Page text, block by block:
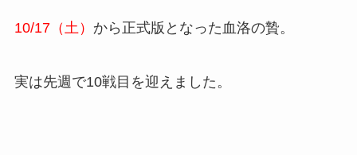
10/17（土） から正式版となった血洛の贄。
実は先週で10戦目を迎えました。